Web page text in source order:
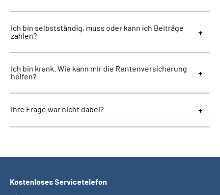
Ich bin selbstständig, muss oder kann ich Beiträge
zahlen?
Ich bin krank. Wie kann mir die Rentenversicherung
helfen?
Ihre Frage war nicht dabei?
Kostenloses Servicetelefon